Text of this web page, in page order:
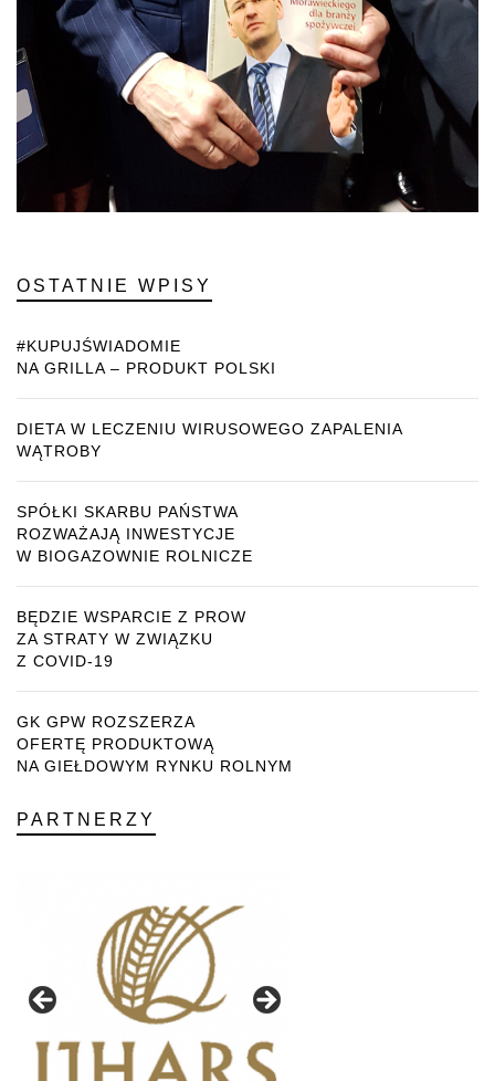
OSTATNIE WPISY
#KUPUJŚWIADOMIE
NA GRILLA – PRODUKT POLSKI
DIETA W LECZENIU WIRUSOWEGO ZAPALENIA
WĄTROBY
SPÓŁKI SKARBU PAŃSTWA
ROZWAŻAJĄ INWESTYCJE
W BIOGAZOWNIE ROLNICZE
BĘDZIE WSPARCIE Z PROW
ZA STRATY W ZWIĄZKU
Z COVID-19
GK GPW ROZSZERZA
OFERTĘ PRODUKTOWĄ
NA GIEŁDOWYM RYNKU ROLNYM
PARTNERZY